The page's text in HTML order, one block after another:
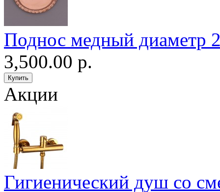
Поднос медный диаметр
3,500.00 р.
Акции
Гигиенический душ со